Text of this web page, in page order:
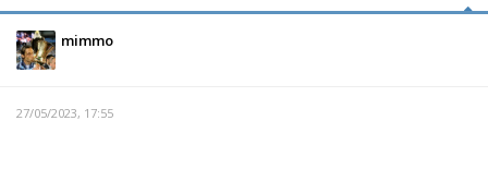
mimmo
27/05/2023, 17:55